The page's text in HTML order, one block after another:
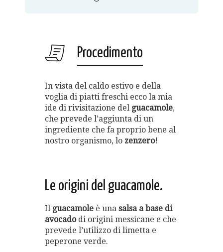
Procedimento
In vista del caldo estivo e della
voglia di piatti freschi ecco la mia
ide di rivisitazione del guacamole,
che prevede l’aggiunta di un
ingrediente che fa proprio bene al
nostro organismo, lo zenzero!
Le origini del guacamole.
Il guacamole è una salsa a base di
avocadodi origini messicane e che
prevede l’utilizzo di limetta e
peperone verde.